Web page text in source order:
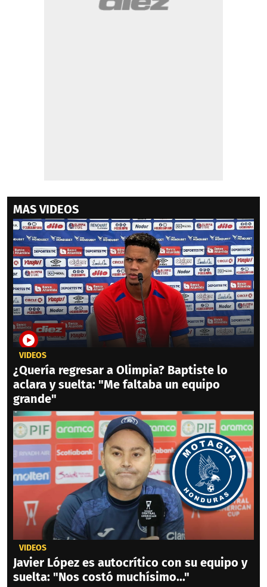
MAS VIDEOS
VIDEOS
¿Quería regresar a Olimpia? Baptiste lo
aclara y suelta: "Me faltaba un equipo
grande"
VIDEOS
Javier López es autocrítico con su equipo y
suelta: "Nos costó muchísimo..."